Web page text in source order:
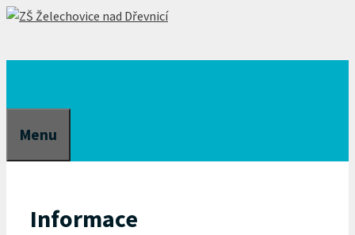
Přeskočit
Menu
Informace